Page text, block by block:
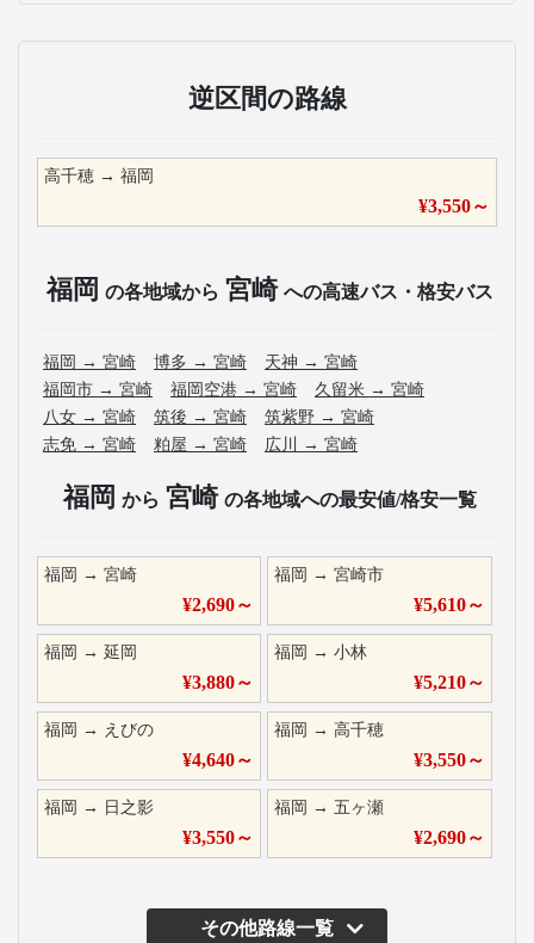
逆区間の路線
高千穂 → 福岡
¥3,550～
福岡 の各地域から 宮崎 への高速バス・格安バス
福岡 → 宮崎 博多 → 宮崎 天神 → 宮崎
福岡市 → 宮崎 福岡空港 → 宮崎 久留米 → 宮崎
八女 → 宮崎 筑後 → 宮崎 筑紫野 → 宮崎
志免 → 宮崎 粕屋 → 宮崎 広川 → 宮崎
福岡 から 宮崎 の各地域への最安値/格安一覧
福岡 → 宮崎
¥2,690～
福岡 →宮崎市
¥5,610～
福岡 → 延岡
¥3,880～
福岡 →小林
¥5,210～
福岡 → えびの
¥4,640～
福岡 →高千穂
¥3,550～
福岡 → 日之影
¥3,550～
福岡 →五ヶ瀬
¥2,690～
その他路線一覧